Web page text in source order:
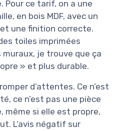
Pour ce tarif, on a une
en bois MDF, avec un
une finition correcte.
toiles imprimées
je trouve que ça
» et plus durable.
d’attentes. Ce n’est
ce n’est pas une pièce
même si elle est propre,
L’avis négatif sur